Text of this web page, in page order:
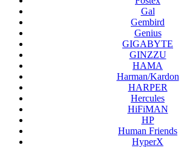
Gal
Gembird
Genius
GIGABYTE
GINZZU
HAMA
Harman/Kardon
HARPER
Hercules
HiFiMAN
HP
Human Friends
HyperX